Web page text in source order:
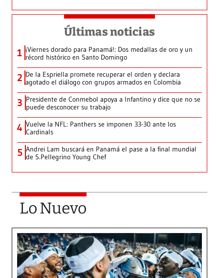
Últimas noticias
1 ¡Viernes dorado para Panamá!: Dos medallas de oro y un
récord histórico en Santo Domingo
2 De la Espriella promete recuperar el orden y declara
agotado el diálogo con grupos armados en Colombia
3 Presidente de Conmebol apoya a Infantino y dice que no se
puede desconocer su trabajo
4 Vuelve la NFL: Panthers se imponen 33-30 ante los
Cardinals
5 Andrei Lam buscará en Panamá el pase a la final mundial
de S.Pellegrino Young Chef
Lo Nuevo